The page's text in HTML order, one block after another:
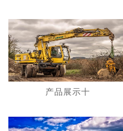
产品展示十